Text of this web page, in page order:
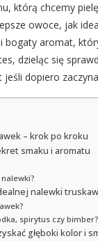
którą chcemy
owoce, jak
bogaty aromat,
dzieląc się
dopiero
– krok po kroku
smaku i aromatu
nalewki
spirytus czy bimber?
głęboki kolor i